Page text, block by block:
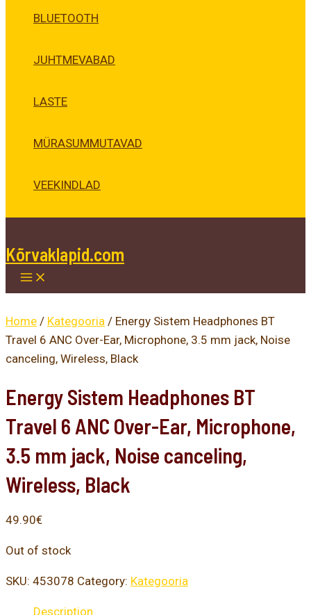
BLUETOOTH
JUHTMEVABAD
LASTE
MÜRASUMMUTAVAD
VEEKINDLAD
Kõrvaklapid.com
Home / Kategooria / Energy Sistem Headphones BT
Travel 6 ANC Over-Ear, Microphone, 3.5 mm jack, Noise
canceling, Wireless, Black
Energy Sistem Headphones BT
Travel 6 ANC Over-Ear, Microphone,
3.5 mm jack, Noise canceling,
Wireless, Black
49.90€
Out of stock
SKU: 453078 Category: Kategooria
Description